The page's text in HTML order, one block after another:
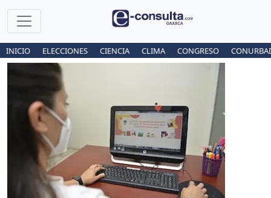
INICIO ELECCIONES CIENCIA CLIMA CONGRESO